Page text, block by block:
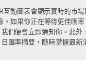
互動圖表會顯示實時的市
。如果你正在等待更佳匯率
們便會立即通知你。此外
日匯率摘要，隨時掌握最新